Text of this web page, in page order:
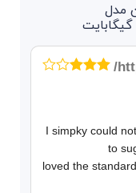
مدل
I simpky could
to
loved the